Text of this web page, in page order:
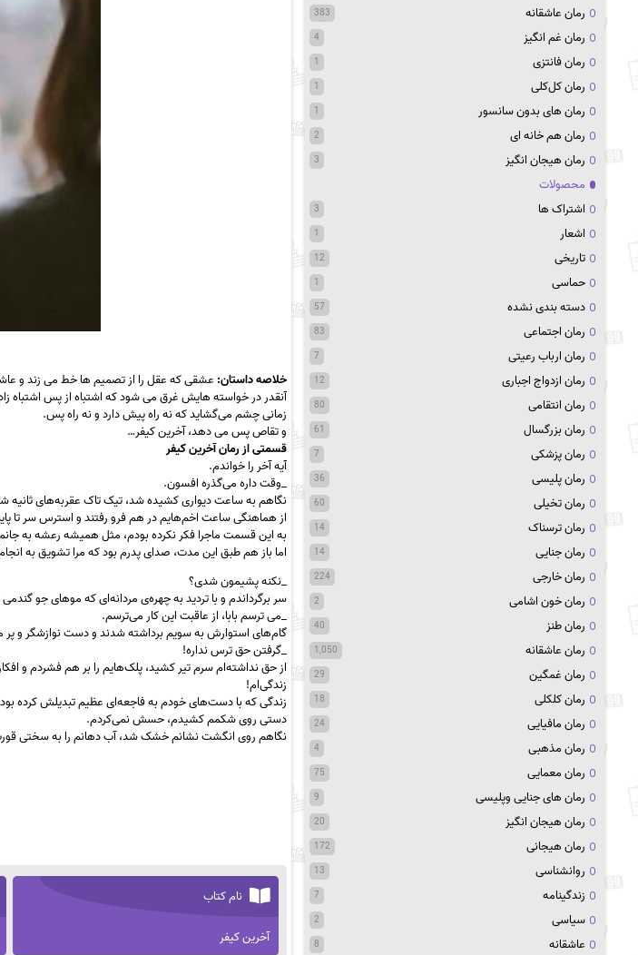
خلاصه داستان: عشقی که عقل را از تصمیم ها خط می زند و
آنقدر در خواسته هایش غرق می شود که اشتباه از پس اشتباه
زمانی چشم‌ می‌گشاید که نه راه پیش دارد و نه راه پس.
و تقاص پس می دهد، آخرین کیفر…
قسمتی از رمان آخرین کیفر
آیه آخر را خواندم.
_وقت داره می‌گذره افسون.
نگاهم به ساعت دیواری کشیده شد، تیک تاک عقربه‌های ثانیه
از هماهنگی ساعت اخم‌هایم در هم فرو رفتند و استرس سر تا
به این قسمت ماجرا فکر نکرده بودم، مثل همیشه رعشه به جانم
اما باز هم طبق این مدت، صدای پدرم بود که مرا تشویق به
_نکنه پشیمون شدی؟
سر برگرداندم و با تردید به چهره‌ی مردانه‌ای که موهای جو
_می ترسم بابا، از عاقبت این کار می‌ترسم.
گام‌های استوارش به سویم برداشته شدند و دست نوازشگر و
_گرفتن حق ترس نداره!
از حق نداشته‌ام سرم تیر کشید، پلک‌هایم را بر هم فشردم و
زندگی‌ام!
زندگی که با دست‌های خودم به فاجعه‌ای عظیم تبدیلش کرده
دستی روی شکمم کشیدم، حسش نمی‌کردم.
نگاهم روی انگشت نشانم خشک شد، آب دهانم را به سختی
نام کتاب
آخرین کیفر
رمان عاشقانه 383
رمان غم انگیز 4
رمان فانتزی 1
رمان کل‌کلی 1
رمان های بدون سانسور 1
رمان هم خانه ای 2
رمان هیجان انگیز 3
محصولات
اشتراک ها
3
اشعار 1
تاریخی 12
حماسی 1
دسته بندی نشده 57
رمان اجتماعی 83
رمان ارباب رعیتی 7
رمان ازدواج اجباری 12
رمان انتقامی 80
رمان بزرگسال 61
رمان پزشکی 7
رمان پلیسی 36
رمان تخیلی 60
رمان ترسناک 14
رمان جنایی 14
رمان خارجی 224
رمان خون اشامی 2
رمان طنز 40
رمان عاشقانه 1,050
رمان غمگین 29
رمان کلکلی 18
رمان مافیایی 24
رمان مذهبی 4
رمان معمایی 75
رمان های جنایی وپلیسی 9
رمان هیجان انگیز 20
رمان هیجانی 172
روانشناسی 13
زندگینامه 7
سیاسی 2
عاشقانه 8